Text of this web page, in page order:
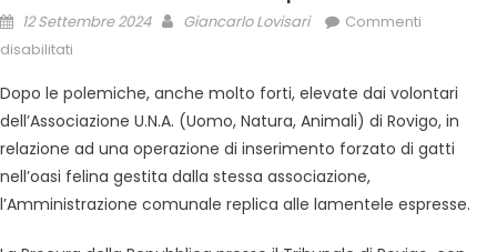
12 Settembre 2024 Giancarlo Lovisari
Commenti
disabilitati
Dopo le polemiche, anche molto forti, elevate dai volontari
dell’Associazione U.N.A. (Uomo, Natura, Animali) di Rovigo, in
relazione ad una operazione di inserimento forzato di gatti
nell’oasi felina gestita dalla stessa associazione,
l’Amministrazione comunale replica alle lamentele espresse.